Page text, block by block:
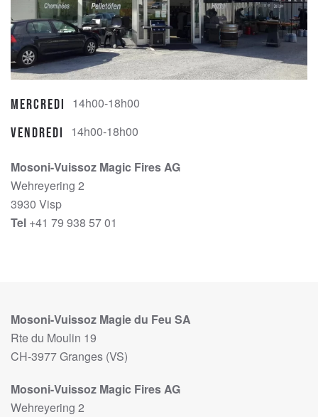
Mercredi 14h00-18h00
Vendredi 14h00-18h00
Mosoni-Vuissoz Magic Fires AG
Wehreyering 2
3930 Visp
Tel +41 79 938 57 01
Mosoni-Vuissoz Magie du Feu SA
Rte du Moulin 19
CH-3977 Granges (VS)
Mosoni-Vuissoz Magic Fires AG
Wehreyering 2